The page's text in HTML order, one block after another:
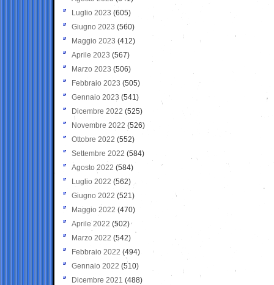
Luglio 2023 (605)
Giugno 2023 (560)
Maggio 2023 (412)
Aprile 2023 (567)
Marzo 2023 (506)
Febbraio 2023 (505)
Gennaio 2023 (541)
Dicembre 2022 (525)
Novembre 2022 (526)
Ottobre 2022 (552)
Settembre 2022 (584)
Agosto 2022 (584)
Luglio 2022 (562)
Giugno 2022 (521)
Maggio 2022 (470)
Aprile 2022 (502)
Marzo 2022 (542)
Febbraio 2022 (494)
Gennaio 2022 (510)
Dicembre 2021 (488)